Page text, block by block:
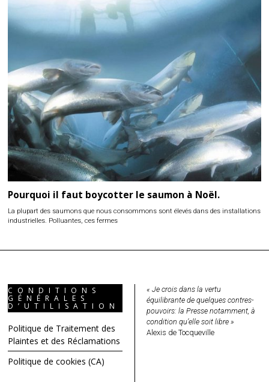
Pourquoi il faut boycotter le saumon à Noël.
La plupart des saumons que nous consommons sont élevés dans des installations
industrielles. Polluantes, ces fermes
CONDITIONS
GÉNÉRALES
D’UTILISATION
Politique de Traitement des
Plaintes et des Réclamations
Politique de cookies (CA)
« Je crois dans la vertu
équilibrante de quelques contres-
pouvoirs: la Presse notamment, à
condition qu’elle soit libre »
Alexis de Tocqueville